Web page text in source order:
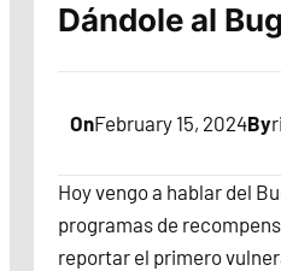
Dándole al
OnFebruary 15, 2024By
Hoy vengo a hablar del
programas de
reportar el primero